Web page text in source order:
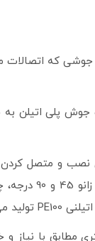
که اتصالات
و متصل کردن
جوش لب به لب الکتروفیوژن و